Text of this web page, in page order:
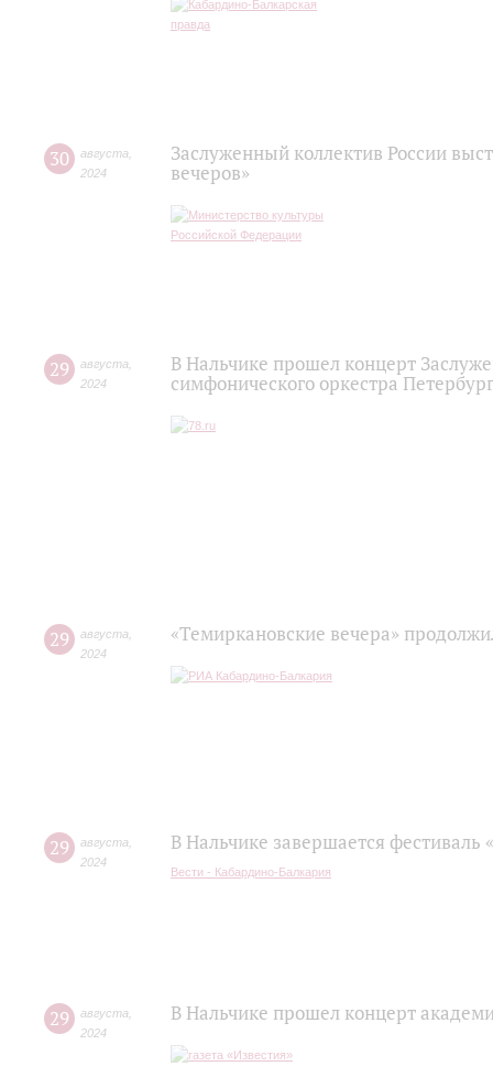
30 августа
2024
Заслуженный коллектив России
вечеров»
29 августа
2024
В Нальчике прошел концерт
симфонического оркестра
29 августа
2024
«Темиркановские вечера»
29 августа
2024
В Нальчике завершается фестиваль
Вести - Кабардино-Балкария
29 августа
2024
В Нальчике прошел концерт